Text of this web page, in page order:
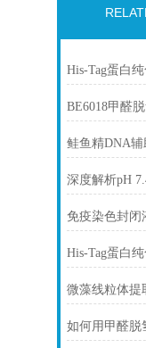
免疫染色封闭